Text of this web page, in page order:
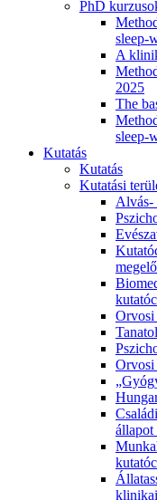
PhD
sleep-
A
2025
The
sleep-
Kutatás
Kutatás
Kutatási
Alvás-
Orvosi
Orvosi
állapot
klinikai